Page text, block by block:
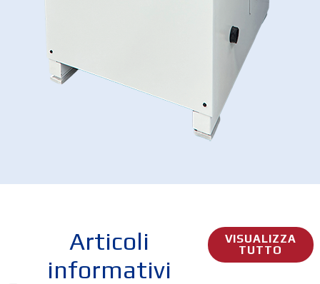
Articoli
informativi
VISUALIZZA
TUTTO